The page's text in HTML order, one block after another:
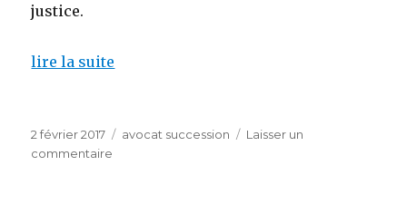
justice.
lire la suite
Publié
le
2 février 2017 Catégories
avocat succession
Laisser un
commentaire